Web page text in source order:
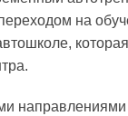
на
направлениями